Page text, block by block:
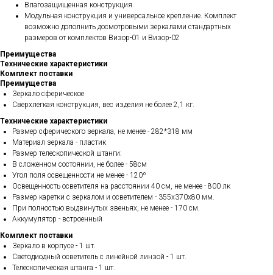
Влагозащищенная конструкция.
Модульная конструкция и универсальное крепление. Комплект
возможно дополнить досмотровыми зеркалами стандартных
размеров от комплектов Визор-01 и Визор-02
Преимущества
Технические характеристики
Комплект поставки
Преимущества
Зеркало сферическое
Сверхлегкая конструкция, вес изделия не более 2,1 кг.
Технические характеристики
Размер сферического зеркала, не менее - 282*318 мм
Материал зеркала - пластик
Размер телескопической штанги:
В сложенном состоянии, не более - 58см
Угол поля освещенности не менее - 120º
Освещенность осветителя на расстоянии 40 см, не менее - 800 лк
Размер каретки с зеркалом и осветителем - 355х370х80 мм.
При полностью выдвинутых звеньях, не менее - 170 см.
Аккумулятор - встроенный
Комплект поставки
Зеркало в корпусе - 1 шт.
Светодиодный осветитель с линейной линзой - 1 шт.
Телескопическая штанга - 1 шт.